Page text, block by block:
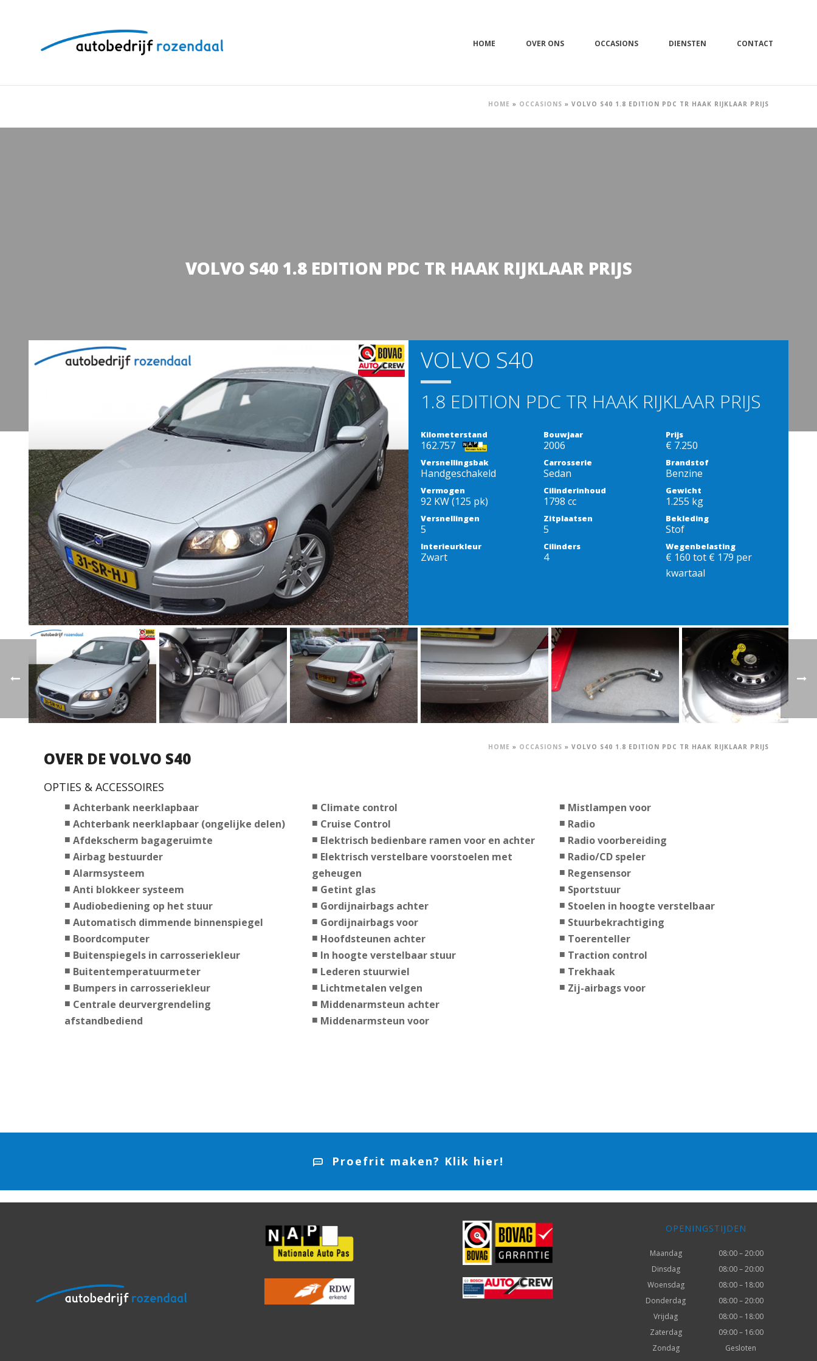
HOME OVER ONS OCCASIONS DIENSTEN CONTACT
HOME » OCCASIONS » VOLVO S40 1.8 EDITION PDC TR HAAK RIJKLAAR PRIJS
VOLVO S40 1.8 EDITION PDC TR HAAK RIJKLAAR PRIJS
VOLVO S40
1.8 EDITION PDC TR HAAK RIJKLAAR PRIJS
Kilometerstand
162.757
Bouwjaar
2006
Prijs
€ 7.250
Versnellingsbak
Handgeschakeld
Carrosserie
Sedan
Brandstof
Benzine
Vermogen
92 KW (125 pk)
Cilinderinhoud
1798 cc
Gewicht
1.255 kg
Versnellingen
5
Zitplaatsen
5
Bekleding
Stof
Interieurkleur
Zwart
Cilinders
4
Wegenbelasting
€ 160 tot € 179 per
kwartaal
HOME » OCCASIONS » VOLVO S40 1.8 EDITION PDC TR HAAK RIJKLAAR PRIJS
OVER DE VOLVO S40
OPTIES & ACCESSOIRES
Achterbank neerklapbaar
Achterbank neerklapbaar (ongelijke delen)
Afdekscherm bagageruimte
Airbag bestuurder
Alarmsysteem
Anti blokkeer systeem
Audiobediening op het stuur
Automatisch dimmende binnenspiegel
Boordcomputer
Buitenspiegels in carrosseriekleur
Buitentemperatuurmeter
Bumpers in carrosseriekleur
Centrale deurvergrendeling
afstandbediend
Climate control
Cruise Control
Elektrisch bedienbare ramen voor en achter
Elektrisch verstelbare voorstoelen met
geheugen
Getint glas
Gordijnairbags achter
Gordijnairbags voor
Hoofdsteunen achter
In hoogte verstelbaar stuur
Lederen stuurwiel
Lichtmetalen velgen
Middenarmsteun achter
Middenarmsteun voor
Mistlampen voor
Radio
Radio voorbereiding
Radio/CD speler
Regensensor
Sportstuur
Stoelen in hoogte verstelbaar
Stuurbekrachtiging
Toerenteller
Traction control
Trekhaak
Zij-airbags voor
Proefrit maken? Klik hier!
OPENINGSTIJDEN
Maandag
08:00 – 20:00
Dinsdag
08:00 – 20:00
Woensdag
08:00 – 18:00
Donderdag
08:00 – 20:00
Vrijdag
08:00 – 18:00
Zaterdag
09:00 – 16:00
Zondag
Gesloten